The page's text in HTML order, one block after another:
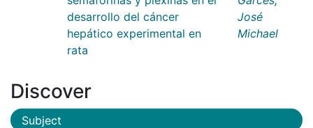
desarrollo del cáncer
hepático experimental en
rata
José
Michael
Discover
Subject